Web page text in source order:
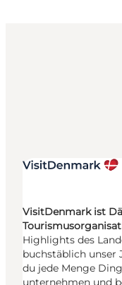
VisitDenmark ist
Highlights des
buchstäblich unser
du jede Menge
unternehmen und